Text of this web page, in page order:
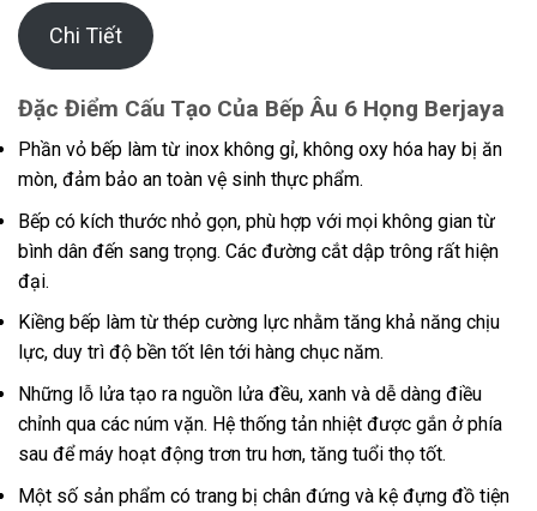
Chi Tiết
Đặc Điểm Cấu Tạo Của Bếp Âu 6 Họng Berjaya
Phần vỏ bếp làm từ inox không gỉ, không oxy hóa hay bị ăn
mòn, đảm bảo an toàn vệ sinh thực phẩm.
Bếp có kích thước nhỏ gọn, phù hợp với mọi không gian từ
bình dân đến sang trọng. Các đường cắt dập trông rất hiện
đại.
Kiềng bếp làm từ thép cường lực nhằm tăng khả năng chịu
lực, duy trì độ bền tốt lên tới hàng chục năm.
Những lỗ lửa tạo ra nguồn lửa đều, xanh và dễ dàng điều
chỉnh qua các núm vặn. Hệ thống tản nhiệt được gắn ở phía
sau để máy hoạt động trơn tru hơn, tăng tuổi thọ tốt.
Một số sản phẩm có trang bị chân đứng và kệ đựng đồ tiện